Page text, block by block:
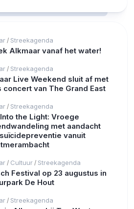
/ Streekagenda
Alkmaar vanaf het water!
/ Streekagenda
Live Weekend sluit af met
concert van The Grand East
/ Streekagenda
the Light: Vroege
met aandacht
vanuit
/ Cultuur / Streekagenda
Festival op 23 augustus in
De Hout
/ Streekagenda